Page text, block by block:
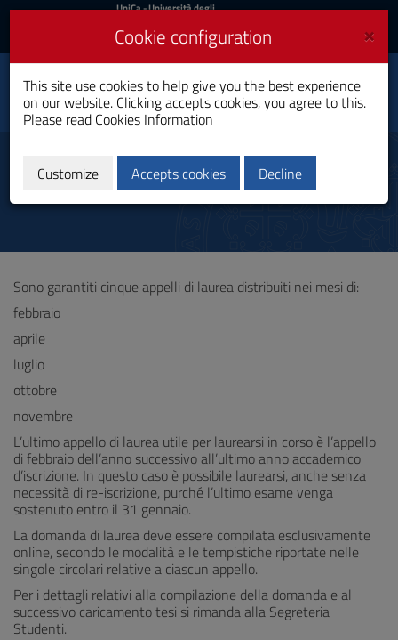
Skip
Content
to
Go
Footer
UniCa
Login
UniCa- Università degli
Login UniCA News
Toggle
navigation
Journalism and Web
Information
Master's Degree
Degrees
Sono garantiti cinque appelli di laurea distribuiti nei mesi di:
febbraio
aprile
luglio
ottobre
novembre
L’ultimo appello di laurea utile per laurearsi in corso è l’appello
di febbraio dell’anno successivo all’ultimo anno accademico
d’iscrizione. In questo caso è possibile laurearsi, anche senza
necessità di re-iscrizione, purché l’ultimo esame venga
sostenuto entro il 31 gennaio.
La domanda di laurea deve essere compilata esclusivamente
online, secondo le modalità e le tempistiche riportate nelle
singole circolari relative a ciascun appello.
Per i dettagli relativi alla compilazione della domanda e al
successivo caricamento tesi si rimanda alla Segreteria
Studenti.
×
Cookie configuration
This site use cookies to help give you the best experience
on our website. Clicking accepts cookies, you agree to this.
Please read Cookies Information
Customize Accepts cookies Decline